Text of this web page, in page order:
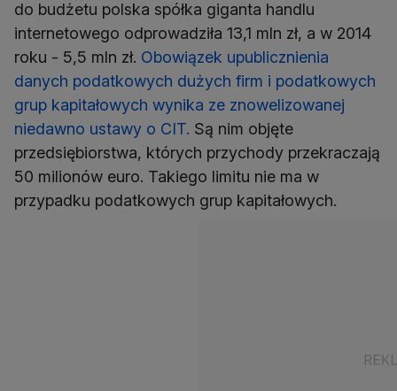
do budżetu polska spółka giganta handlu
internetowego odprowadziła 13,1 mln zł, a w 2014
roku - 5,5 mln zł. Obowiązek upublicznienia
danych podatkowych dużych firm i podatkowych
grup kapitałowych wynika ze znowelizowanej
niedawno ustawy o CIT. Są nim objęte
przedsiębiorstwa, których przychody przekraczają
50 milionów euro. Takiego limitu nie ma w
przypadku podatkowych grup kapitałowych.